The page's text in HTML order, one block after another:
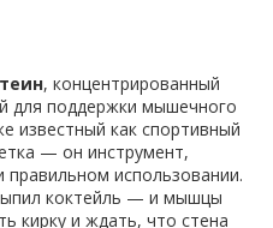
, концентрированный
для поддержки мышечного
известный как спортивный
— он инструмент,
использовании.
коктейль — и мышцы
кирку и ждать, что стена